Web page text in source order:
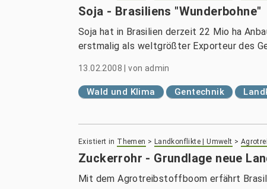
Soja - Brasiliens "Wunderbohne"
Soja hat in Brasilien derzeit 22 Mio ha
erstmalig als weltgrößter Exporteur des
13.02.2008 |von admin
Wald und Klima Gentechnik
Existiert in Themen > Landkonflikte | Umwelt >
Zuckerrohr - Grundlage neue
Mit dem Agrotreibstoffboom erfährt